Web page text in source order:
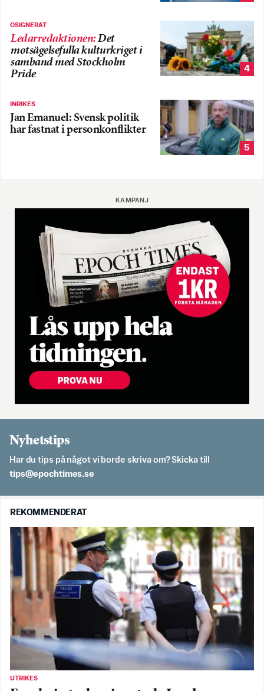
OSIGNERAT
Ledarredaktionen:Det
motsägelsefulla kulturkriget i
samband med Stockholm
Pride
4
INRIKES
Jan Emanuel: Svensk politik
har fastnat i personkonflikter
5
KAMPANJ
Nyhetstips
Har du tips på något vi borde skriva om? Skicka till
es.semithcope@spit
REKOMMENDERAT
UTRIKES